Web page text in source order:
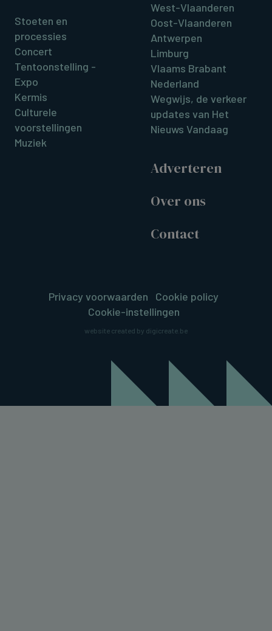
Stoeten en
processies
Concert
Tentoonstelling -
Expo
Kermis
Culturele
voorstellingen
Muziek
West-Vlaanderen
Oost-Vlaanderen
Antwerpen
Limburg
Vlaams Brabant
Nederland
Wegwijs, de verkeer
updates van Het
Nieuws Vandaag
Adverteren
Over ons
Contact
Privacy voorwaarden
Cookie policy
Cookie-instellingen
website created by digicreate.be